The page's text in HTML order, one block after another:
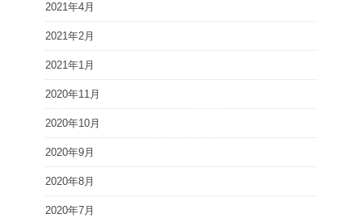
2021年4月
2021年2月
2021年1月
2020年11月
2020年10月
2020年9月
2020年8月
2020年7月